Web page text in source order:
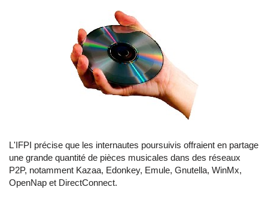
L'IFPI précise que les internautes poursuivis offraient en partage
une grande quantité de pièces musicales dans des réseaux
P2P, notamment Kazaa, Edonkey, Emule, Gnutella, WinMx,
OpenNap et DirectConnect.